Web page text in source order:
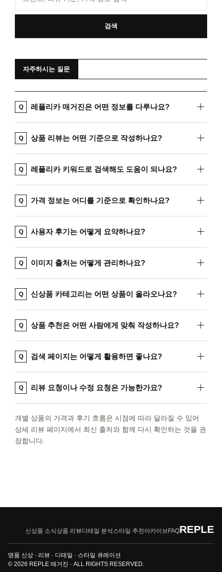
검색
자주하시는 질문
Q 레플리카 매거진은 어떤 정보를 다루나요?
Q 상품 리뷰는 어떤 기준으로 작성하나요?
Q 레플리카 키워드로 검색해도 도움이 되나요?
Q 가격 정보는 어디를 기준으로 확인하나요?
Q 사용자 후기는 어떻게 요약하나요?
Q 이미지 출처는 어떻게 관리하나요?
Q 신상품 카테고리는 어떤 상품이 올라오나요?
Q 상품 추천은 어떤 사람에게 맞춰 작성하나요?
Q 검색 페이지는 어떻게 활용하면 좋나요?
Q 리뷰 요청이나 수정 요청은 가능한가요?
개별 상품의 가격과 후기 흐름은 시점에 따라 달라질 수 있어
상세 리뷰 페이지에서 최신 출처와 함께 다시 확인하는 것을 권
장합니다.
REPLE
신상품 소식상품 리뷰디테일 분석 스타일 추천 아카이브 FAQ
명품 신상 · 리뷰 · 디테일 · 스타일 큐레이션
© 2026 REPLE 매거진 · ALL RIGHTS RESERVED.